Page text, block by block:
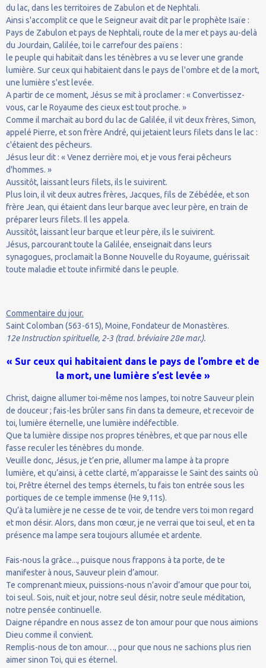
du lac, dans les territoires de Zabulon et de Nephtali.
Ainsi s'accomplit ce que le Seigneur avait dit par le prophète Isaïe :
Pays de Zabulon et pays de Nephtali, route de la mer et pays au-delà
du Jourdain, Galilée, toi le carrefour des païens :
le peuple qui habitait dans les ténèbres a vu se lever une grande
lumière. Sur ceux qui habitaient dans le pays de l'ombre et de la mort,
une lumière s'est levée.
A partir de ce moment, Jésus se mit à proclamer : « Convertissez-
vous, car le Royaume des cieux est tout proche. »
Comme il marchait au bord du lac de Galilée, il vit deux frères, Simon,
appelé Pierre, et son frère André, qui jetaient leurs filets dans le lac :
c'étaient des pêcheurs.
Jésus leur dit : « Venez derrière moi, et je vous ferai pêcheurs
d'hommes. »
Aussitôt, laissant leurs filets, ils le suivirent.
Plus loin, il vit deux autres frères, Jacques, fils de Zébédée, et son
frère Jean, qui étaient dans leur barque avec leur père, en train de
préparer leurs filets. Il les appela.
Aussitôt, laissant leur barque et leur père, ils le suivirent.
Jésus, parcourant toute la Galilée, enseignait dans leurs
synagogues, proclamait la Bonne Nouvelle du Royaume, guérissait
toute maladie et toute infirmité dans le peuple.
Commentaire du jour.
Saint Colomban (563-615), Moine, Fondateur de Monastères.
12e Instruction spirituelle, 2-3 (trad. bréviaire 28e mar.).
« Sur ceux qui habitaient dans le pays de l’ombre et de
la mort, une lumière s’est levée »
Christ, daigne allumer toi-même nos lampes, toi notre Sauveur plein
de douceur ; fais-les brûler sans fin dans ta demeure, et recevoir de
toi, lumière éternelle, une lumière indéfectible.
Que ta lumière dissipe nos propres ténèbres, et que par nous elle
fasse reculer les ténèbres du monde.
Veuille donc, Jésus, je t’en prie, allumer ma lampe à ta propre
lumière, et qu’ainsi, à cette clarté, m’apparaisse le Saint des saints où
toi, Prêtre éternel des temps éternels, tu fais ton entrée sous les
portiques de ce temple immense (He 9,11s).
Qu’à ta lumière je ne cesse de te voir, de tendre vers toi mon regard
et mon désir. Alors, dans mon cœur, je ne verrai que toi seul, et en ta
présence ma lampe sera toujours allumée et ardente.
Fais-nous la grâce..., puisque nous frappons à ta porte, de te
manifester à nous, Sauveur plein d’amour.
Te comprenant mieux, puissions-nous n’avoir d’amour que pour toi,
toi seul. Sois, nuit et jour, notre seul désir, notre seule méditation,
notre pensée continuelle.
Daigne répandre en nous assez de ton amour pour que nous aimions
Dieu comme il convient.
Remplis-nous de ton amour…, pour que nous ne sachions plus rien
aimer sinon Toi, qui es éternel.